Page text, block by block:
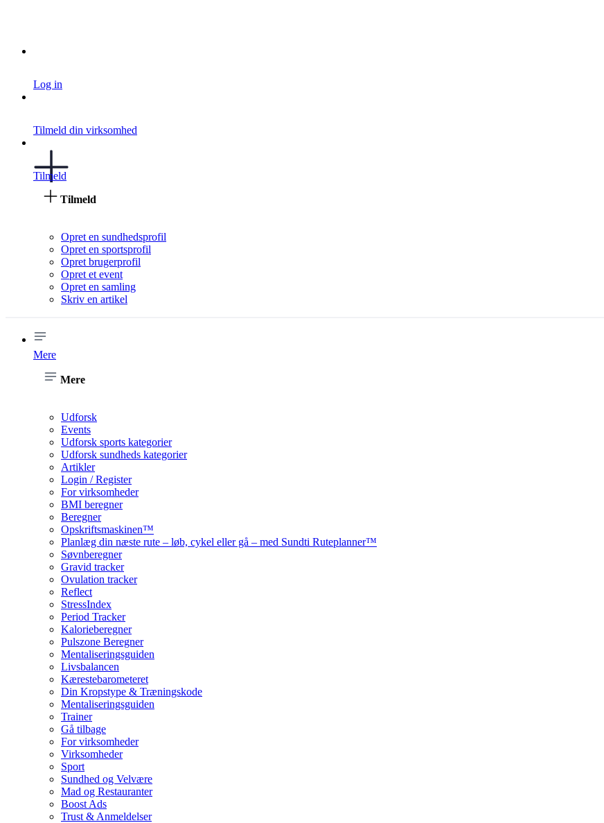
Log in
Tilmeld din virksomhed
Tilmeld
Tilmeld
Opret en sundhedsprofil
Opret en sportsprofil
Opret brugerprofil
Opret et event
Opret en samling
Skriv en artikel
Mere
Mere
Udforsk
Events
Udforsk sports kategorier
Udforsk sundheds kategorier
Artikler
Login / Register
For virksomheder
BMI beregner
Beregner
Opskriftsmaskinen™
Planlæg din næste rute – løb, cykel eller gå – med Sundti Ruteplanner™
Søvnberegner
Gravid tracker
Ovulation tracker
Reflect
StressIndex
Period Tracker
Kalorieberegner
Pulszone Beregner
Mentaliseringsguiden
Livsbalancen
Kærestebarometeret
Din Kropstype & Træningskode
Mentaliseringsguiden
Trainer
Gå tilbage
For virksomheder
Virksomheder
Sport
Sundhed og Velvære
Mad og Restauranter
Boost Ads
Trust & Anmeldelser